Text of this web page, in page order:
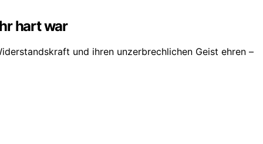
hart war
und ihren unzerbrechlichen Geist ehren –